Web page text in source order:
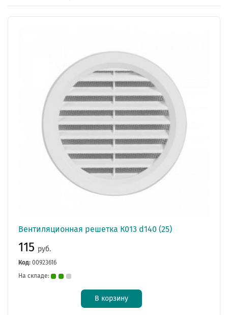
Вентиляционная решетка К013 d140 (25)
115 руб.
Код: 00923616
На складе:
В корзину